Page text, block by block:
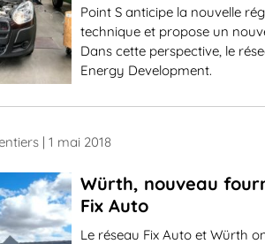
Point S anticipe la nouvelle
technique et propose un
Dans cette perspective, le
Energy Development.
| 1 mai 2018
Würth, nouveau
Fix Auto
Le réseau Fix Auto et Würth